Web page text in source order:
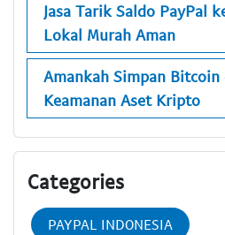
Jasa Tarik Saldo PayPal
Lokal Murah Aman
Amankah Simpan Bitcoin
Keamanan Aset Kripto
Categories
PAYPAL INDONESIA